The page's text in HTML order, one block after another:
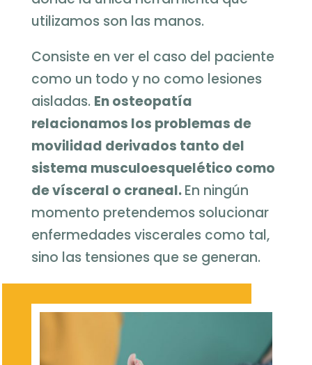
utilizamos son las manos.
Consiste en ver el caso del paciente
como un todo y no como lesiones
aisladas. En osteopatía
relacionamos los problemas de
movilidad derivados tanto del
sistema musculoesquelético como
de vísceral o craneal.En ningún
momento pretendemos solucionar
enfermedades viscerales como tal,
sino las tensiones que se generan.